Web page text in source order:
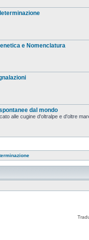
e Nomenclatura
dal mondo
alle cugine d'oltralpe e d'oltre